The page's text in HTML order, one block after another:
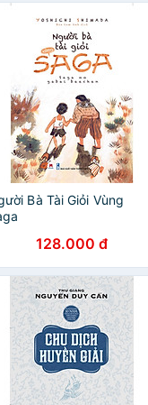
Bà Tài Giỏi Vùng
128.000 đ